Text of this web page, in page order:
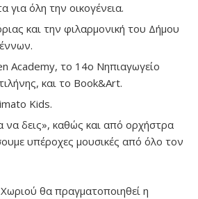
όλη την οικογένεια.
και την φιλαρμονική του Δήμου
Academy, το 14ο Νηπιαγωγείο
και το Book&Art.
Kids.
δεις», καθώς και από ορχήστρα
υπέροχες μουσικές από όλο τον
θα πραγματοποιηθεί η